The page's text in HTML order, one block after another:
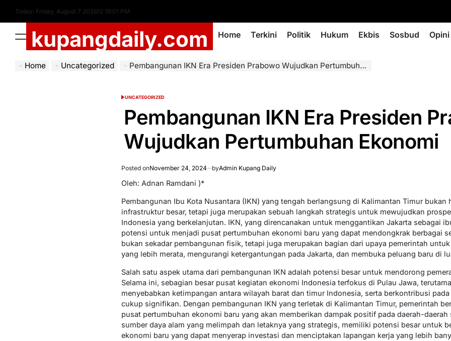
content
Today: Friday, August 7 202612:19:01 PM
Menukupangdaily.com Home Terkini Politik Hukum Ekbis Sosbud Opini
Home Uncategorized Pembangunan IKN Era Presiden Prabowo Wujudkan Pertumbuhan Ekonomi
POSTED
UNCATEGORIZED
Pembangunan IKN Era Presiden
Wujudkan Pertumbuhan Ekonomi
Posted onNovember 24, 2024 byAdmin Kupang Daily
Oleh: Adnan Ramdani )*
Pembangunan Ibu Kota Nusantara (IKN) yang tengah berlangsung di Kalimantan Timur bukan
infrastruktur besar, tetapi juga merupakan sebuah langkah strategis untuk mewujudkan
Indonesia yang berkelanjutan. IKN, yang direncanakan untuk menggantikan Jakarta sebagai
potensi untuk menjadi pusat pertumbuhan ekonomi baru yang dapat mendongkrak berbagai
bukan sekadar pembangunan fisik, tetapi juga merupakan bagian dari upaya pemerintah
yang lebih merata, mengurangi ketergantungan pada Jakarta, dan membuka peluang baru di
Salah satu aspek utama dari pembangunan IKN adalah potensi besar untuk mendorong
Selama ini, sebagian besar pusat kegiatan ekonomi Indonesia terfokus di Pulau Jawa,
menyebabkan ketimpangan antara wilayah barat dan timur Indonesia, serta berkontribusi
cukup signifikan. Dengan pembangunan IKN yang terletak di Kalimantan Timur, pemerintah
pusat pertumbuhan ekonomi baru yang akan memberikan dampak positif pada daerah-daerah
sumber daya alam yang melimpah dan letaknya yang strategis, memiliki potensi besar untuk
ekonomi baru yang dapat menyerap investasi dan menciptakan lapangan kerja yang lebih